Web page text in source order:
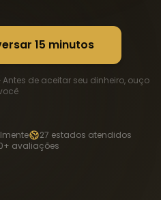
15 minutos
de aceitar seu dinheiro, ouço
27 estados atendidos
avaliações